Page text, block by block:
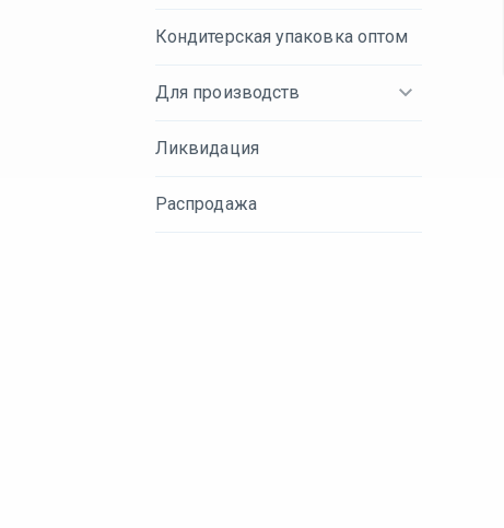
Кондитерская упаковка оптом
Для производств
Ликвидация
Распродажа